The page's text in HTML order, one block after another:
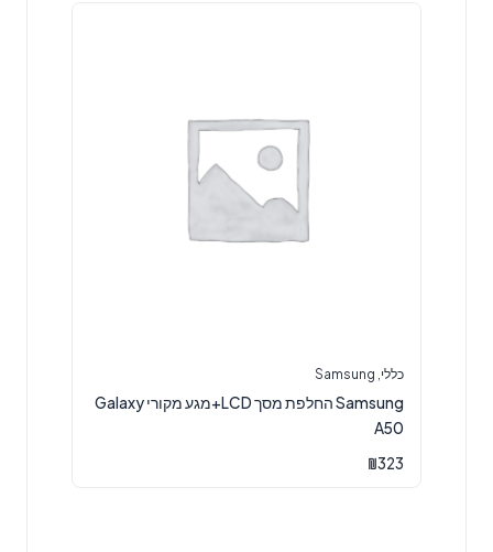
כללי Samsung
Samsung החלפת מסך LCD+מגע מקורי Galaxy
A50
₪323